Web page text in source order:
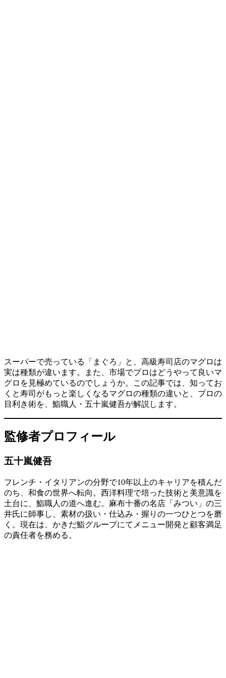
スーパーで売っている「まぐろ」と、高級寿司店のマグロは
実は種類が違います。また、市場でプロはどうやって良いマ
グロを見極めているのでしょうか。この記事では、知ってお
くと寿司がもっと楽しくなるマグロの種類の違いと、プロの
目利き術を、鮨職人・五十嵐健吾が解説します。
監修者プロフィール
五十嵐健吾
フレンチ・イタリアンの分野で10年以上のキャリアを積んだ
のち、和食の世界へ転向。西洋料理で培った技術と美意識を
土台に、鮨職人の道へ進む。麻布十番の名店「みつい」の三
井氏に師事し、素材の扱い・仕込み・握りの一つひとつを磨
く。現在は、かきだ鮨グループにてメニュー開発と顧客満足
の責任者を務める。